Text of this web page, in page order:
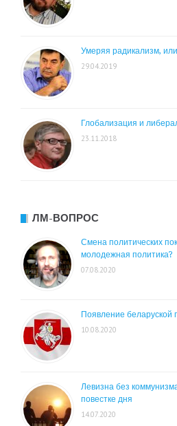
Умеряя радикализм,
29.04.2019
Глобализация и
23.11.2018
ЛМ-ВОПРОС
Смена политических
молодежная политика?
07.08.2020
Появление беларуской
10.08.2020
Левизна без
повестке дня
14.07.2020